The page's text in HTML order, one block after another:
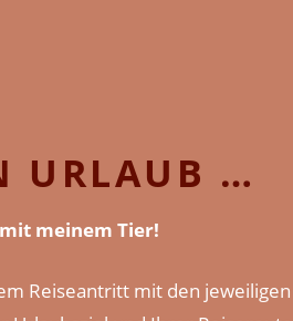
URLAUB …
meinem Tier!
Reiseantritt mit den jeweiligen